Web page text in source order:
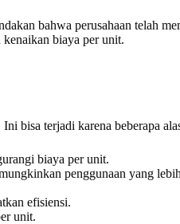
bahwa perusahaan telah
biaya per unit.
bisa terjadi karena beberapa
biaya per unit.
penggunaan yang
efisiensi.
unit.